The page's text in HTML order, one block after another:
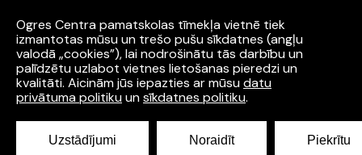
Facebook Youtube Instagram
© 1992 - 2026. Visas tiesības aizsargātas.
Šajā vietnē esošo materiālu pārpublicēšana atļauta tikai ar atsauci uz
šo vietni.
Ogres Centra pamatskolas tīmekļa vietnē tiek
izmantotas mūsu un trešo pušu sīkdatnes (angļu
valodā „cookies”), lai nodrošinātu tās darbību un
palīdzētu uzlabot vietnes lietošanas pieredzi un
kvalitāti. Aicinām jūs iepazties ar mūsudatu
privātuma politikuunsīkdatnes politiku.
Uzstādījumi Noraidīt Piekrītu